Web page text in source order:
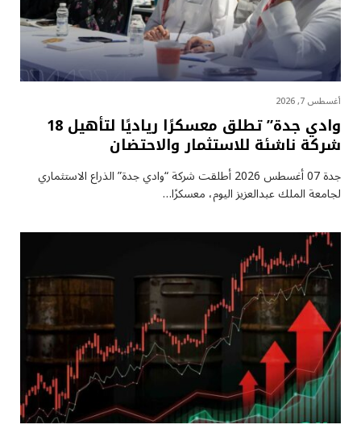
أغسطس 7, 2026
وادي جدة” تطلق معسكرًا رياديًا لتأهيل 18
شركة ناشئة للاستثمار والاحتضان
جدة 07 أغسطس 2026 أطلقت شركة “وادي جدة” الذراع الاستثماري
لجامعة الملك عبدالعزيز اليوم، معسكرًا…